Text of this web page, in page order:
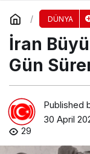
DÜNYA
İran
Gün
Published
30 April
29